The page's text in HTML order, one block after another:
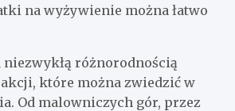
na wyżywienie można łatwo
niezwykłą różnorodnością
które można zwiedzić w
Od malowniczych gór, przez